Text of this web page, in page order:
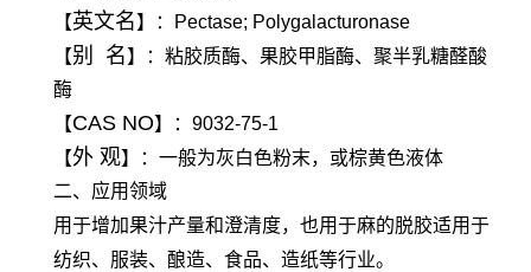
【英文名】：Pectase; Polygalacturonase
【别 名】：粘胶质酶、果胶甲脂酶、聚半乳糖醛酸
酶
【CAS NO】：9032-75-1
【外 观】：一般为灰白色粉末，或棕黄色液体
二、应用领域
用于增加果汁产量和澄清度，也用于麻的脱胶适用于
纺织、服装、酿造、食品、造纸等行业。